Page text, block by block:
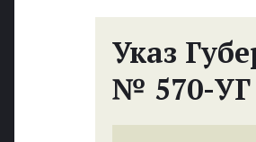
Указ
№ 570-УГ